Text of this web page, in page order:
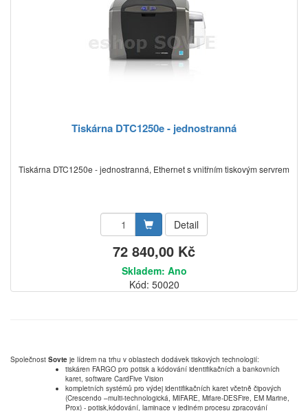
Tiskárna DTC1250e - jednostranná
Tiskárna DTC1250e - jednostranná, Ethernet s vnitřním tiskovým servrem
Detail
72 840,00 Kč
Skladem: Ano
Kód: 50020
Společnost Sovte je lídrem na trhu v oblastech dodávek tiskových technologií:
tiskáren FARGO pro potisk a kódování identifikačních a bankovních
karet, software CardFive Vision
kompletních systémů pro výdej identifikačních karet včetně čipových
(Crescendo –multi-technologická, MIFARE, Mifare-DESFire, EM Marine,
Prox) - potisk,kódování, laminace v jediném procesu zpracování